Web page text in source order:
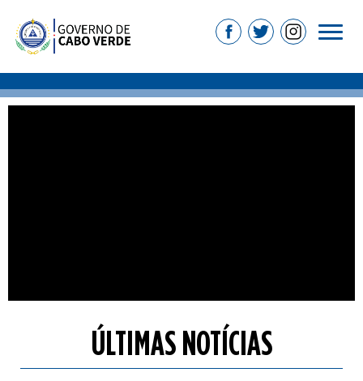
ÚLTIMAS NOTÍCIAS